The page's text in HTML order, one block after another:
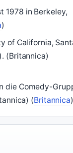
1978 in Berkeley,
)
of California,
(Britannica)
die Comedy-
(Britannica)